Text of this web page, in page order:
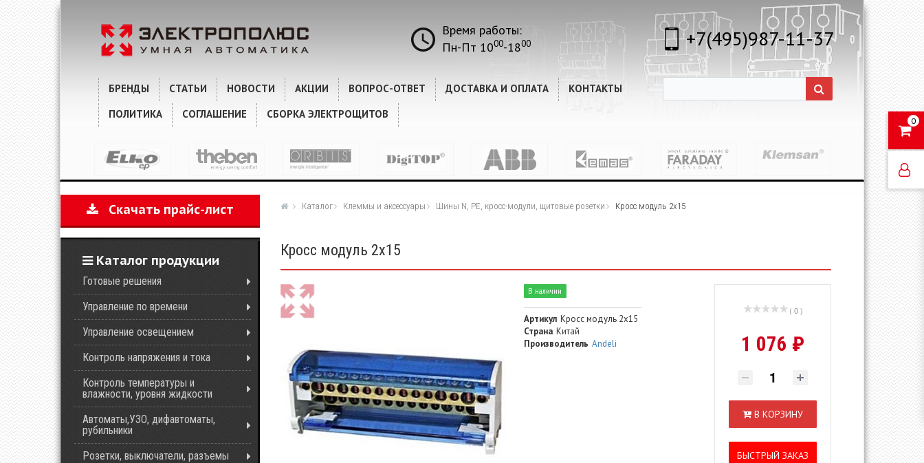
0
Время работы:
Пн-Пт 1000-1800 +7(495)987-11-37
БРЕНДЫ СТАТЬИ НОВОСТИ АКЦИИ ВОПРОС-ОТВЕТ ДОСТАВКА И ОПЛАТА
КОНТАКТЫ
ПОЛИТИКА
СОГЛАШЕНИЕ СБОРКА ЭЛЕКТРОЩИТОВ
Скачать прайс-лист
Каталог продукции
Готовые решения
Управление по времени
Управление освещением
Контроль напряжения и тока
Контроль температуры и
влажности, уровня жидкости
Автоматы,УЗО, дифавтоматы,
рубильники
Розетки, выключатели, разъемы
Каталог Клеммы и аксессуары Шины N, PE, кросс-модули, щитовые розетки Кросс модуль 2х15
Кросс модуль 2х15
( 0 )
1 076 ₽
В КОРЗИНУ
БЫСТРЫЙ ЗАКАЗ
В наличии
Артикул Кросс модуль 2х15
Страна Китай
Производитель Andeli